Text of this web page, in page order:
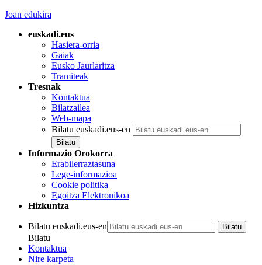
Joan edukira
euskadi.eus
Hasiera-orria
Gaiak
Eusko Jaurlaritza
Tramiteak
Tresnak
Kontaktua
Bilatzailea
Web-mapa
Bilatu euskadi.eus-en
Informazio Orokorra
Erabilerraztasuna
Lege-informazioa
Cookie politika
Egoitza Elektronikoa
Hizkuntza
Bilatu euskadi.eus-en
Bilatu
Kontaktua
Nire karpeta